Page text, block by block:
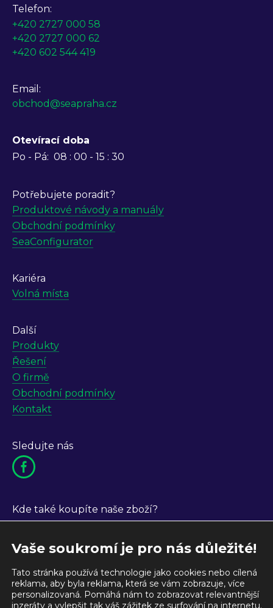
Telefon:
+420 2727 000 58
+420 2727 000 62
+420 602 544 419
Email:
obchod@seapraha.cz
Otevírací doba
Po - Pá: 08 : 00 - 15 : 30
Potřebujete poradit?
Produktové návody a manuály
Obchodní podmínky
SeaConfigurator
Kariéra
Volná místa
Další
Produkty
Řešení
O firmě
Obchodní podmínky
Kontakt
Sledujte nás
Kde také koupíte naše zboží?
Vaše soukromí je pro nás důležité!
Tato stránka používá technologie jako cookies nebo cílená
reklama, aby byla reklama, která se vám zobrazuje, více
personalizovaná. Pomáhá nám to zobrazovat relevantnější
inzeráty a vylepšit tak váš zážitek ze surfování na internetu.